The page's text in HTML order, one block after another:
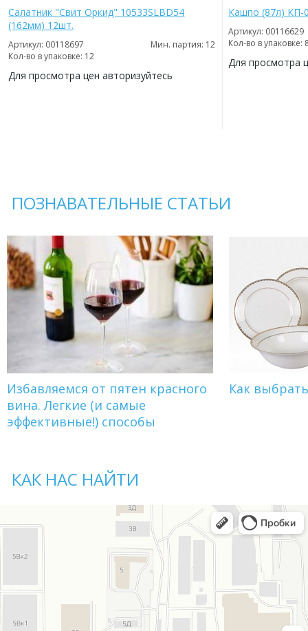
Салатник "Свит Оркид" 10533SLBD54
(162мм) 12шт.
Артикул: 00118697
Мин. партия: 12
Кол-во в упаковке: 12
Для просмотра цен авторизуйтесь
Кашпо (87л) КП-
Артикул: 00116629
Кол-во в упаковке:
Для просмотра
ПОЗНАВАТЕЛЬНЫЕ СТАТЬИ
Избавляемся от пятен красного
вина. Легкие (и самые
эффективные!) способы
Как
КАК НАС НАЙТИ